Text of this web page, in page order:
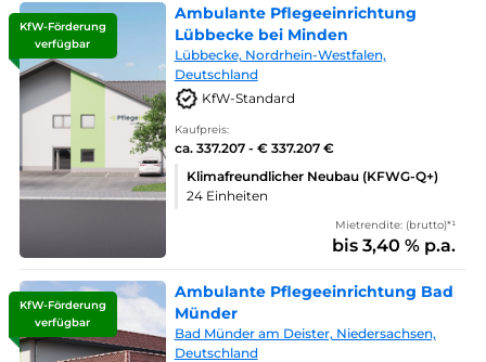
KfW-Förderung
verfügbar
Ambulante Pflegeeinrichtung
Lübbecke bei Minden
Lübbecke, Nordrhein-Westfalen,
Deutschland
KfW-Standard
Kaufpreis:
ca. 337.207 - € 337.207 €
Klimafreundlicher Neubau (KFWG-Q+)
24 Einheiten
Mietrendite: (brutto)*¹
bis 3,40 % p.a.
KfW-Förderung
verfügbar
Ambulante Pflegeeinrichtung Bad
Münder
Bad Münder am Deister, Niedersachsen,
Deutschland